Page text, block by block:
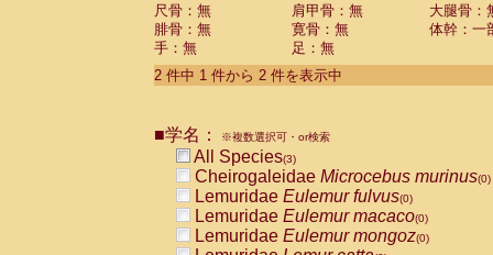
Cebidae Saimiri boliviensis
Cebidae Saimiri sciureus
Atelidae Alouatta caraya
AtelidaeAlouatta fusca
AtelidaeAlouatta seniculus
AtelidaeAteles belzebuth
AtelidaeAteles geoffroyi
AtelidaeAteles paniscus(0)
AtelidaeAtelesspp. (0)
AtelidaeLagothrix lagothricha
AtelidaeLagothrix lagothricha cana
PitheciidaeCacajao calvus
尺骨：無
肩甲骨：無
大腿骨：
腓骨：無
寛骨：無
体幹：一
手：無
足：無
2 件中 1 件から 2 件を表示中
■学名： ※複数選択可・or検索
All Species(3)
Cheirogaleidae Microcebus murinus(0)
Lemuridae Eulemur fulvus(0)
Lemuridae Eulemur macaco(0)
Lemuridae Eulemur mongoz(0)